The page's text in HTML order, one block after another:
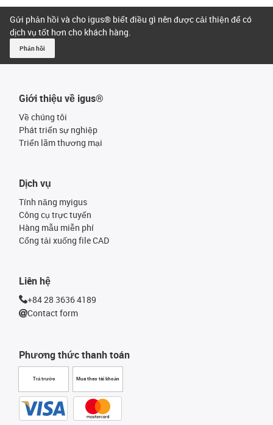
Gửi phản hồi và cho igus® biết điều gì nên được cải thiện để có
dịch vụ tốt hơn cho khách hàng.
Phản hồi
Giới thiệu về igus®
Về chúng tôi
Phát triển sự nghiệp
Triển lãm thương mại
Phương thức thanh toán
Trả trước Mua theo tài khoản
Dịch vụ
Tính năng myigus
Công cụ trực tuyến
Hàng mẫu miễn phí
Cổng tải xuống file CAD
Liên hệ
+84 28 3636 4189
Contact form